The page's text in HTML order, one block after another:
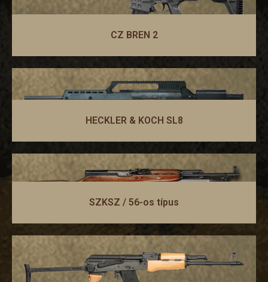
CZ BREN 2
HECKLER & KOCH SL8
SZKSZ / 56-os típus